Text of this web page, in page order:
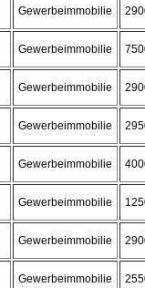
Gewerbeimmobilie
Gewerbeimmobilie
Gewerbeimmobilie
Gewerbeimmobilie
Gewerbeimmobilie
Gewerbeimmobilie
Gewerbeimmobilie
Gewerbeimmobilie